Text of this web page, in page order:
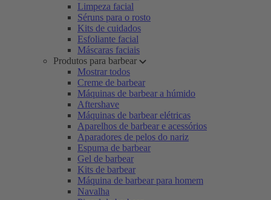
Limpeza facial
Séruns para o rosto
Kits de cuidados
Esfoliante facial
Máscaras faciais
Produtos para barbear
Mostrar todos
Creme de barbear
Máquinas de barbear a húmido
Aftershave
Máquinas de barbear elétricas
Aparelhos de barbear e acessórios
Aparadores de pelos do nariz
Espuma de barbear
Gel de barbear
Kits de barbear
Máquina de barbear para homem
Navalha